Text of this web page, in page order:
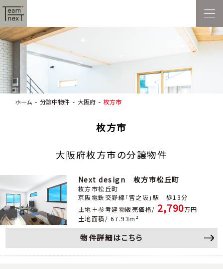
ホーム 分譲中物件 大阪府 枚方市
枚方市
大阪府枚方市の分譲物件
Next design 枚方市松丘町
枚方市松丘町
京阪電鉄交野線「宮之阪」駅 歩13分
土地＋参考建物販売価格/ 2,790万円
土地面積/ 67.93m²
物件詳細はこちら